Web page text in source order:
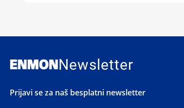
Newsletter
Prijavi se za naš besplatni newsletter